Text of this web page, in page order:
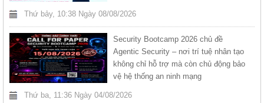
Thứ bảy, 10:38 Ngày 08/08/2026
Security Bootcamp 2026 chủ đề
Agentic Security – nơi trí tuệ nhân tạo
không chỉ hỗ trợ mà còn chủ động bảo
vệ hệ thống an ninh mạng
Thứ ba, 11:36 Ngày 04/08/2026